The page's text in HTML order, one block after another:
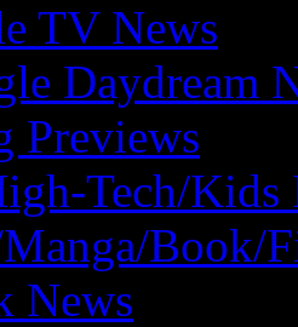
TV News
Daydream
Previews
Tech/Kids
Book/
News